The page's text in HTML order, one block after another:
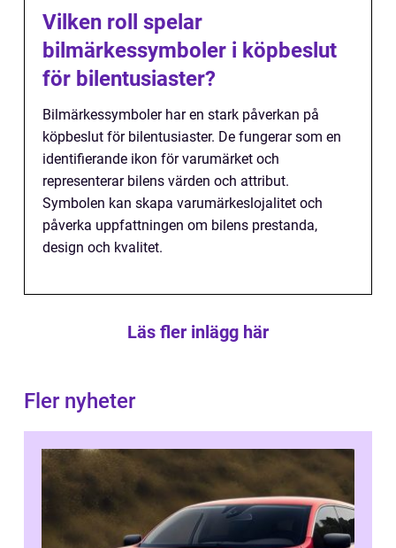
Vilken roll spelar
bilmärkessymboler i köpbeslut
för bilentusiaster?
Bilmärkessymboler har en stark påverkan på
köpbeslut för bilentusiaster. De fungerar som en
identifierande ikon för varumärket och
representerar bilens värden och attribut.
Symbolen kan skapa varumärkeslojalitet och
påverka uppfattningen om bilens prestanda,
design och kvalitet.
Läs fler inlägg här
Fler nyheter